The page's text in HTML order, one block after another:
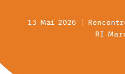
13 Mai 2026
RI